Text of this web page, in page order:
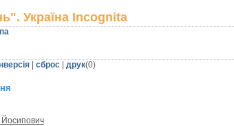
Україна Incognita
сброс друк(0)